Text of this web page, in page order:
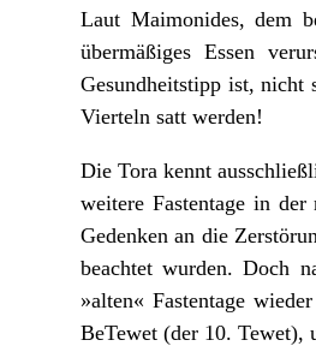
Laut Maimonides, dem
übermäßiges Essen
Gesundheitstipp ist, nicht
Vierteln satt werden!
Die Tora kennt
weitere Fastentage in
Gedenken an die
beachtet wurden. Doch
»alten« Fastentage
BeTewet (der 10. Tewet),